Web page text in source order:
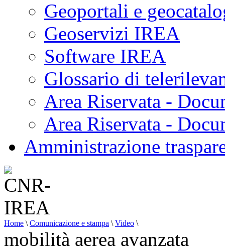
Geoportali e
Geoservizi IREA
Software IREA
Glossario di
Area Riservata -
Area Riservata -
Amministrazione
Home \ Comunicazione e stampa \ Video \
mobilità aerea avanzata